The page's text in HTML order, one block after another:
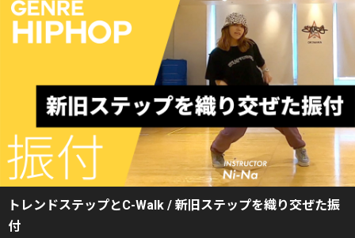
トレンドステップとC-Walk / 新旧ステップを織り交ぜた振
付